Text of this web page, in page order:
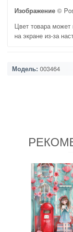
Изображение ©
Цвет товара может
на экране из-за
Модель: 003464